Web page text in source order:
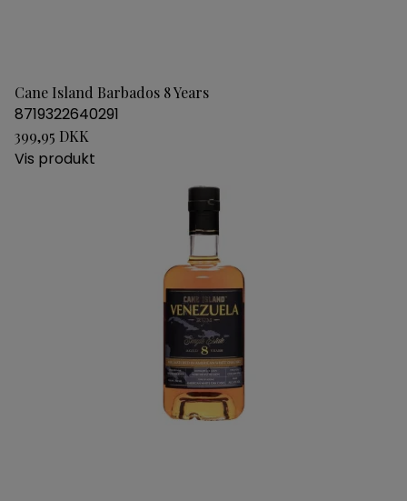
Cane Island Barbados 8 Years
8719322640291
399,95 DKK
Vis produkt